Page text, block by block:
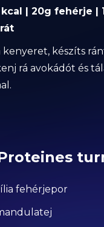
kcal | 20g fehérje |
kenyeret, készíts
rá avokádót és
fehérjepor